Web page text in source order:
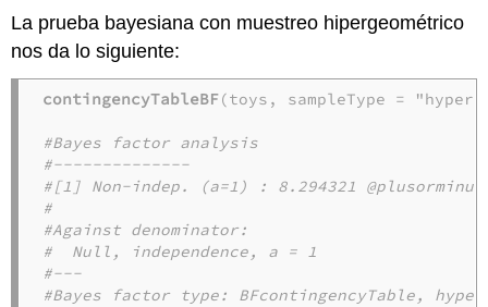
La prueba bayesiana con muestreo hipergeométrico
nos da lo siguiente:
contingencyTableBF(toys, sampleType =
#Bayes factor analysis
#--------------
#[1] Non-indep. (a=1) : 8.294321
#
#Against denominator:
#  Null, independence, a = 1
#---
#Bayes factor type: BFcontingencyTable,